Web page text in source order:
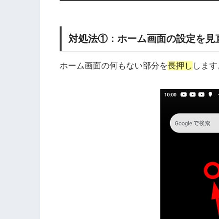
対処法①：ホーム画面の設定を見
ホーム画面の何もない部分を長押し しま